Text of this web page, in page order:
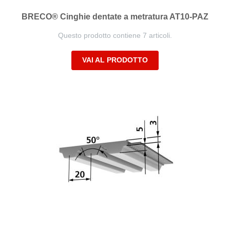
BRECO® Cinghie dentate a metratura AT10-PAZ
Questo prodotto contiene 7 articoli.
VAI AL PRODOTTO